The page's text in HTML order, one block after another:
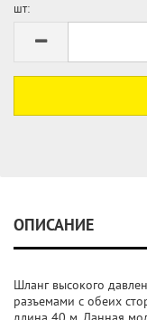
шт:
ОПИСАНИЕ
Шланг высокого
разъемами с обеих